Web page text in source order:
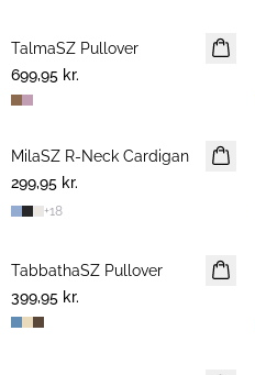
NYHED
TalmaSZ Pullover
699,95 kr.
NYHED
MilaSZ R-Neck Cardigan
299,95 kr.
+18
NYHED
TabbathaSZ Pullover
399,95 kr.